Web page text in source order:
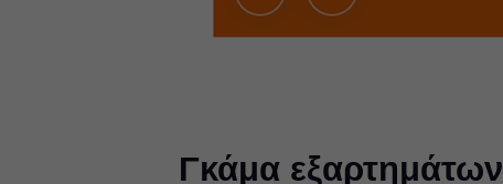
Γκάμα εξαρτημάτων